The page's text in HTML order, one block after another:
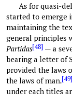
As for quasi-
started to emerge
maintaining the
general principles
Partidas[48] — a
bearing a letter of
provided the laws
the laws of man.[49]
under each titles